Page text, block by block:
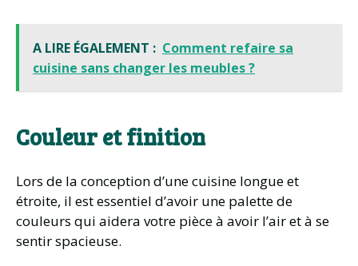
A LIRE ÉGALEMENT : Comment refaire sa
cuisine sans changer les meubles ?
Couleur et finition
Lors de la conception d’une cuisine longue et
étroite, il est essentiel d’avoir une palette de
couleurs qui aidera votre pièce à avoir l’air et à se
sentir spacieuse.